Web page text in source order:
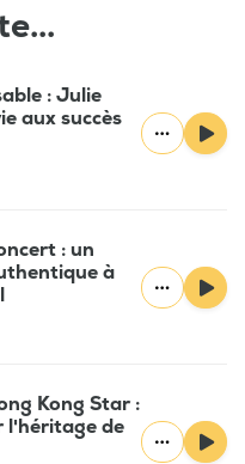
: Julie
aux succès
: un
à
Kong Star :
l'héritage de